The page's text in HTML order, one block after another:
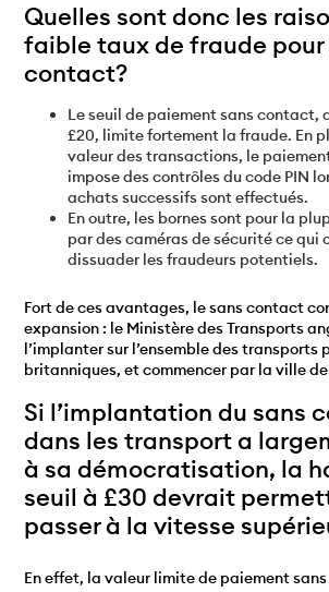
Quelles sont donc les
faible taux de fraude pour
contact?
Le seuil de paiement sans contact,
£20, limite fortement la fraude. En
valeur des transactions, le
impose des contrôles du code PIN
achats successifs sont effectués.
En outre, les bornes sont pour la
par des caméras de sécurité ce qui
dissuader les fraudeurs potentiels.
Fort de ces avantages, le sans contact
expansion : le Ministère des Transports
l’implanter sur l’ensemble des transports
britanniques, et commencer par la ville
Si l’implantation du sans
dans les transport a
à sa démocratisation, la
seuil à £30 devrait
passer à la vitesse
En effet, la valeur limite de paiement